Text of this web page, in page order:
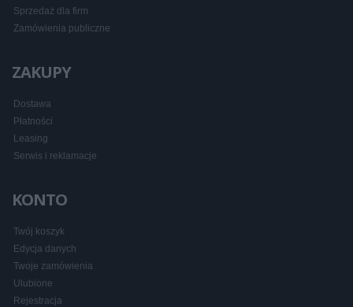
Sprzedaż dla firm
Zamówienia publiczne
ZAKUPY
Dostawa
Płatności
Leasing
Serwis i reklamacje
KONTO
Twój koszyk
Edycja danych
Twoje zamówienia
Ulubione
Rejestracja